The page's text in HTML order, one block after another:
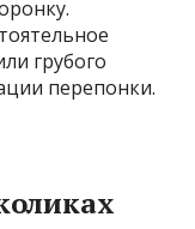
грубого
перепонки.